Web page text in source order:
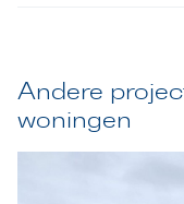
Andere
woningen